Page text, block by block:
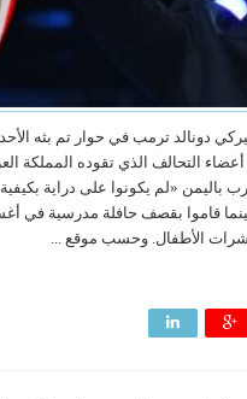
2018، إن أعضاء التحالف الذي تقوده المملكة
باليمن «لم يكونوا على دراية
حينما قاموا بقصف حافلة مدرسية
الأطفال. وحسب موقع ...